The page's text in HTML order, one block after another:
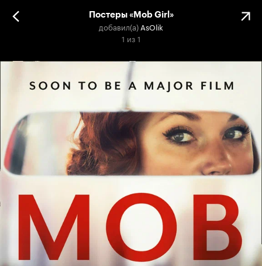
Постеры «Mob Girl»
добавил(а) AsOlik
1 из 1